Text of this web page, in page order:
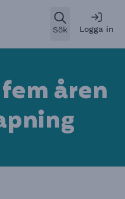
Öppna
Sök Logga in
åren
g